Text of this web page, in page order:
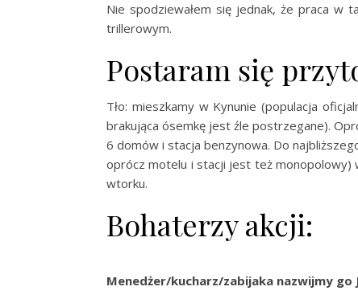
Nie spodziewałem się jednak, że praca w
trillerowym.
Postaram się
Tło: mieszkamy w Kynunie (populacja
brakująca ósemkę jest źle postrzegane).
6 domów i stacja benzynowa. Do
oprócz motelu i stacji jest też monopolowy)
wtorku.
Bohaterzy akcji:
Menedżer/kucharz/zabijaka nazwijmy go